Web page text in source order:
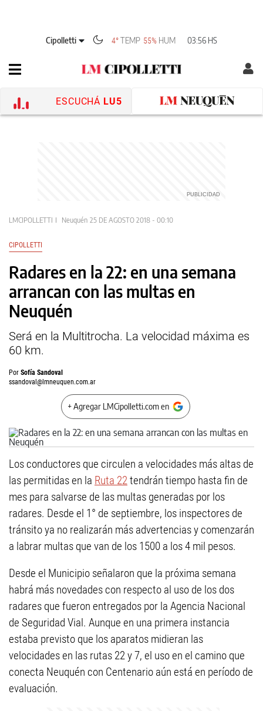
Cipolletti 4° TEMP 55% HUM 03:56 HS
ESCUCHÁ LU5
LMCIPOLLETTI Neuquén 25 DE AGOSTO 2018 - 00:10
CIPOLLETTI
Radares en la 22: en una semana
arrancan con las multas en
Neuquén
Será en la Multitrocha. La velocidad máxima es
60 km.
Por Sofía Sandoval
ssandoval@lmneuquen.com.ar
+ Agregar LMCipolletti.com en
Los conductores que circulen a velocidades más altas de
las permitidas en la Ruta 22tendrán tiempo hasta fin de
mes para salvarse de las multas generadas por los
radares. Desde el 1° de septiembre, los inspectores de
tránsito ya no realizarán más advertencias y comenzarán
a labrar multas que van de los 1500 a los 4 mil pesos.
Desde el Municipio señalaron que la próxima semana
habrá más novedades con respecto al uso de los dos
radares que fueron entregados por la Agencia Nacional
de Seguridad Vial. Aunque en una primera instancia
estaba previsto que los aparatos midieran las
velocidades en las rutas 22 y 7, el uso en el camino que
conecta Neuquén con Centenario aún está en período de
evaluación.